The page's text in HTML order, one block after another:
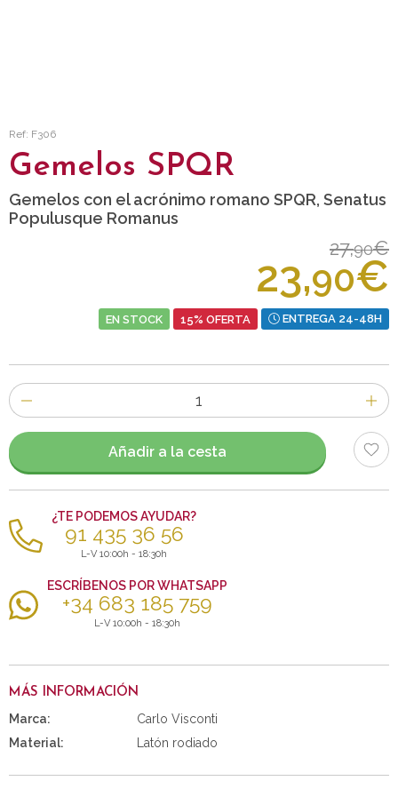
Ref: F306
Gemelos SPQR
Gemelos con el acrónimo romano SPQR, Senatus
Populusque Romanus
27,90€
23,90€
EN STOCK 15% OFERTA ENTREGA 24-48H
Número
de
artículos
Añadir a la cesta
¿TE PODEMOS AYUDAR?
91 435 36 56
L-V 10:00h - 18:30h
ESCRÍBENOS POR WHATSAPP
+34 683 185 759
L-V 10:00h - 18:30h
MÁS INFORMACIÓN
Marca:
Carlo Visconti
Material:
Latón rodiado